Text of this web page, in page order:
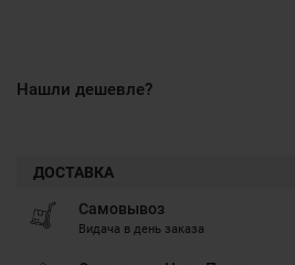
Нашли дешевле?
ДОСТАВКА
Самовывоз
Видача в день заказа